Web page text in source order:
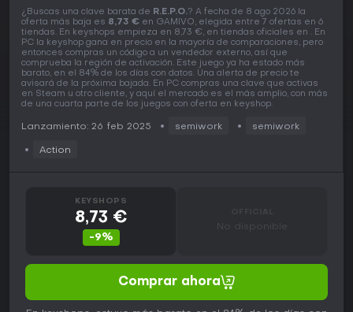
¿Buscas una clave barata de R.E.P.O.? A fecha de 8 ago 2026 la
oferta más baja es 8,73 € en GAMIVO, elegida entre 7 ofertas en 6
tiendas. En keyshops empieza en 8,73 €, en tiendas oficiales en . En
PC la keyshop gana en precio en la mayoría de comparaciones, pero
entonces compras un código a un vendedor externo, así que
comprueba la región de activación. Este juego ya ha estado más
barato, en el 84% de los días con datos. Una alerta de precio te
avisará de la próxima bajada. En PC compras una clave que activas
en Steam u otro cliente, y aquí el mercado es el más amplio, con más
de una cuarta parte de los juegos con oferta en keyshop.
Lanzamiento: 26 feb 2025 semiwork semiwork
Action
KEYSHOPS
8,73 €
-9%
No disponible
Comprar ahora